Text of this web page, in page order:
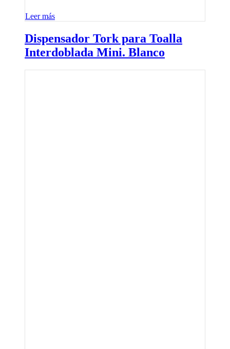
Leer más
Dispensador Tork para Toalla
Interdoblada Mini. Blanco